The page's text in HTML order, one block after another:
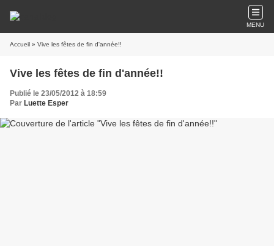
MENU
Accueil » Vive les fêtes de fin d'année!!
Vive les fêtes de fin d'année!!
Publié le 23/05/2012 à 18:59
Par Luette Esper